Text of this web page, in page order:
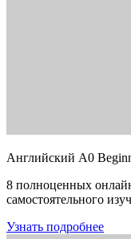
Английский A0
8 полноценных
самостоятельного
Узнать подробнее